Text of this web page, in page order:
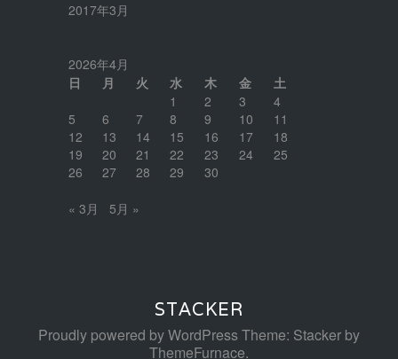
2017年3月
2026年4月
日
月 火 水 木 金
土
1
2 3
4
5
6 7 8 9 10
11
12
13 14 15 16 17
18
19
20 21 22 23 24
25
26
27 28 29 30
« 3月 5月 »
STACKER
Proudly powered by WordPressTheme: Stacker by
ThemeFurnace.